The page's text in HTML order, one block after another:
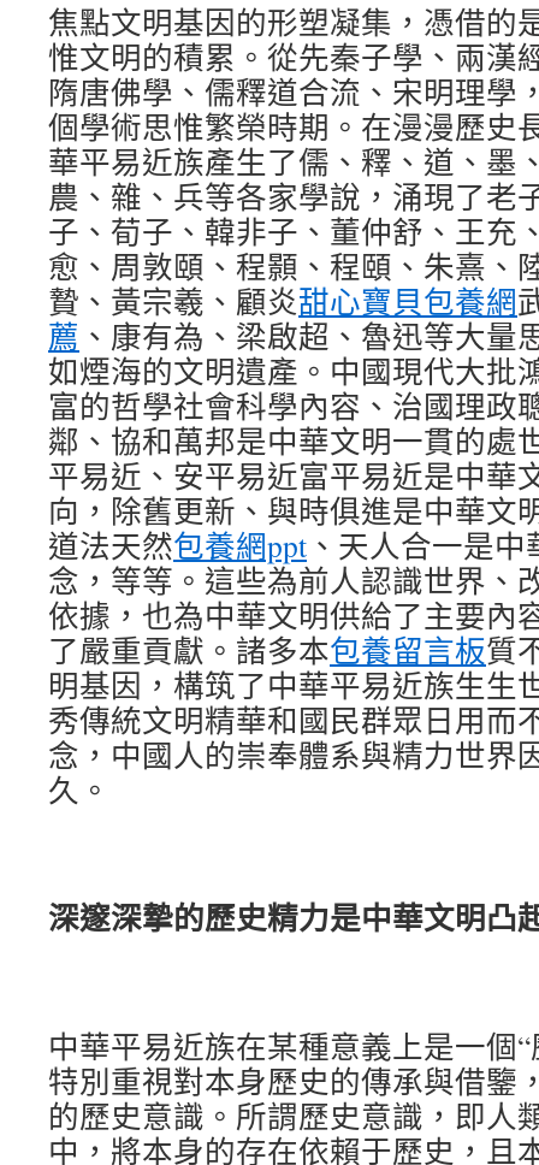
焦點文明基因的形塑凝集，憑借的
惟文明的積累。從先秦子學、兩漢
隋唐佛學、儒釋道合流、宋明理學
個學術思惟繁榮時期。在漫漫歷史
華平易近族產生了儒、釋、道、墨
農、雜、兵等各家學說，涌現了老
子、荀子、韓非子、董仲舒、王充
愈、周敦頤、程顥、程頤、朱熹、
贄、黃宗羲、顧炎甜心寶貝包養網
薦 、康有為、梁啟超、魯迅等大量
如煙海的文明遺產。中國現代大批
富的哲學社會科學內容、治國理政
鄰、協和萬邦是中華文明一貫的處
平易近、安平易近富平易近是中華
向，除舊更新、與時俱進是中華文
道法天然包養網ppt 、天人合一是
念，等等。這些為前人認識世界、
依據，也為中華文明供給了主要內
了嚴重貢獻。諸多本包養留言板質
明基因，構筑了中華平易近族生生
秀傳統文明精華和國民群眾日用而
念，中國人的崇奉體系與精力世界
久。
深邃深摯的歷史精力是中華文明凸
中華平易近族在某種意義上是一個
特別重視對本身歷史的傳承與借鑒
的歷史意識。所謂歷史意識，即人
中，將本身的存在依賴于歷史，且